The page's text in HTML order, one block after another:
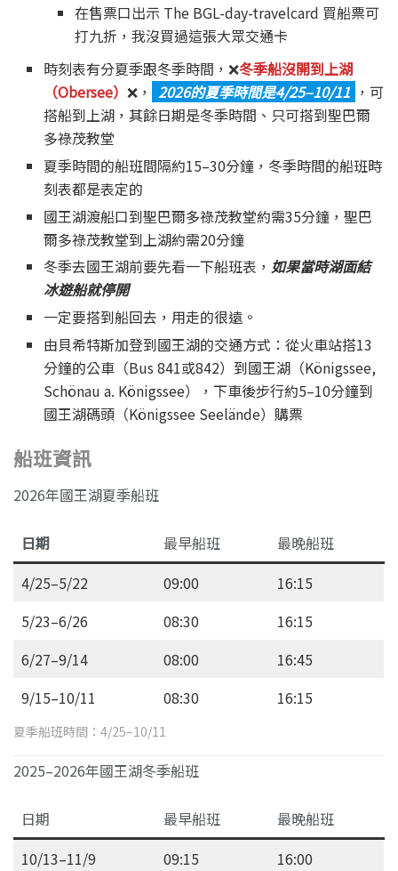
在售票口出示 The BGL-day-travelcard 買船票可
打九折，我沒買過這張大眾交通卡
時刻表有分夏季跟冬季時間，❌冬季船沒開到上湖
（Obersee）❌， 2026的夏季時間是4/25–10/11 ，可
搭船到上湖，其餘日期是冬季時間、只可搭到聖巴爾
多祿茂教堂
夏季時間的船班間隔約15–30分鐘，冬季時間的船班時
刻表都是表定的
國王湖渡船口到聖巴爾多祿茂教堂約需35分鐘，聖巴
爾多祿茂教堂到上湖約需20分鐘
冬季去國王湖前要先看一下船班表，如果當時湖面結
冰遊船就停開
一定要搭到船回去，用走的很遠。
由貝希特斯加登到國王湖的交通方式：從火車站搭13
分鐘的公車（Bus 841或842）到國王湖（Königssee,
Schönau a. Königssee），下車後步行約5–10分鐘到
國王湖碼頭（Königssee Seelände）購票
船班資訊
2026年國王湖夏季船班
日期 最早船班
最晚船班
4/25–5/22
09:00
16:15
5/23–6/26
08:30
16:15
6/27–9/14
08:00
16:45
9/15–10/11
08:30 16:15
夏季船班時間：4/25–10/11
2025–2026年國王湖冬季船班
日期 最早船班
最晚船班
10/13–11/9
09:15
16:00